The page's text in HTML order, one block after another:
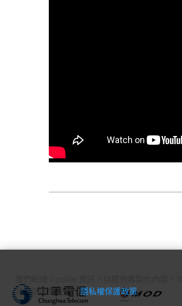
訊，請閱覽我們的隱私權保護政策。